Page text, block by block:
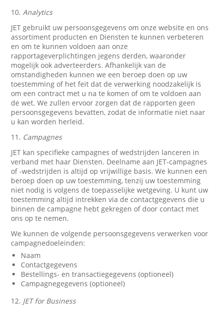
10.Analytics
JET gebruikt uw persoonsgegevens om onze website en ons
assortiment producten en Diensten te kunnen verbeteren
en om te kunnen voldoen aan onze
rapportageverplichtingen jegens derden, waaronder
mogelijk ook adverteerders. Afhankelijk van de
omstandigheden kunnen we een beroep doen op uw
toestemming of het feit dat de verwerking noodzakelijk is
om een contract met u na te komen of om te voldoen aan
de wet. We zullen ervoor zorgen dat de rapporten geen
persoonsgegevens bevatten, zodat de informatie niet naar
u kan worden herleid.
11. Campagnes
JET kan specifieke campagnes of wedstrijden lanceren in
verband met haar Diensten. Deelname aan JET-campagnes
of -wedstrijden is altijd op vrijwillige basis. We kunnen een
beroep doen op uw toestemming, tenzij uw toestemming
niet nodig is volgens de toepasselijke wetgeving. U kunt uw
toestemming altijd intrekken via de contactgegevens die u
binnen de campagne hebt gekregen of door contact met
ons op te nemen.
We kunnen de volgende persoonsgegevens verwerken voor
campagnedoeleinden:
Naam
Contactgegevens
Bestellings- en transactiegegevens (optioneel)
Campagnegegevens (optioneel)
12. JET for Business